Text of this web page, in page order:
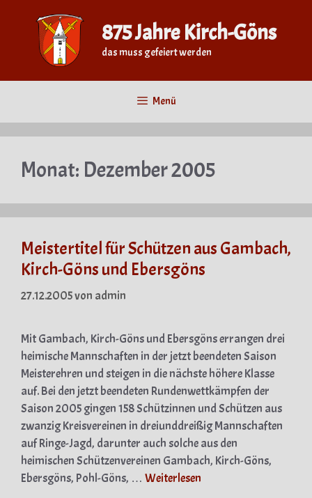
springen
875 Jahre Kirch-Göns
das muss gefeiert werden
Menü
Monat: Dezember 2005
Meistertitel für Schützen aus Gambach,
Kirch-Göns und Ebersgöns
27.12.2005von admin
Mit Gambach, Kirch-Göns und Ebersgöns errangen drei
heimische Mannschaften in der jetzt beendeten Saison
Meisterehren und steigen in die nächste höhere Klasse
auf. Bei den jetzt beendeten Rundenwettkämpfen der
Saison 2005 gingen 158 Schützinnen und Schützen aus
zwanzig Kreisvereinen in dreiunddreißig Mannschaften
auf Ringe-Jagd, darunter auch solche aus den
heimischen Schützenvereinen Gambach, Kirch-Göns,
Ebersgöns, Pohl-Göns, … Weiterlesen